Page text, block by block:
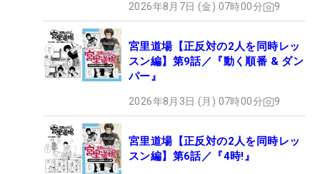
2026年8月7日 (金) 07時00分 9
宮里道場【正反対の2人を同時レッ
スン編】第9話／『動く順番 & ダン
パー』
2026年8月3日 (月) 07時00分 9
宮里道場【正反対の2人を同時レッ
スン編】第6話／『4時!』